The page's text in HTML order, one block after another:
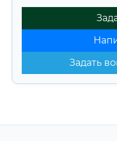
Задать